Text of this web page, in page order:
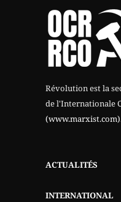
Révolution est la
de l'Internationale
(www.marxist.com)
ACTUALITÉS
INTERNATIONAL